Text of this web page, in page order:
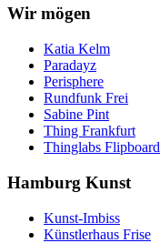
Wir mögen
Katia Kelm
Paradayz
Perisphere
Rundfunk Frei
Sabine Pint
Thing Frankfurt
Thinglabs Flipboard
Hamburg Kunst
Kunst-Imbiss
Künstlerhaus Frise